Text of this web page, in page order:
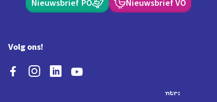
Nieuwsbrief PO Nieuwsbrief VO
Volg ons!